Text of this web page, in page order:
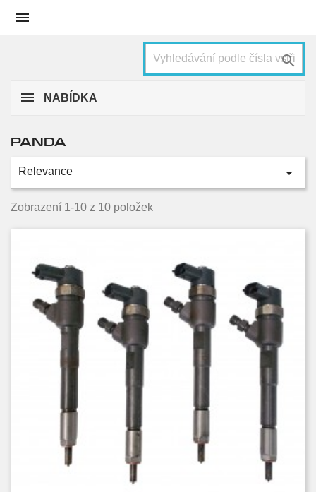


NABÍDKA
1.3 D Multijet 4x4 10
Nové
PANDA
Relevance 
Zobrazení 1-10 z 10 položek